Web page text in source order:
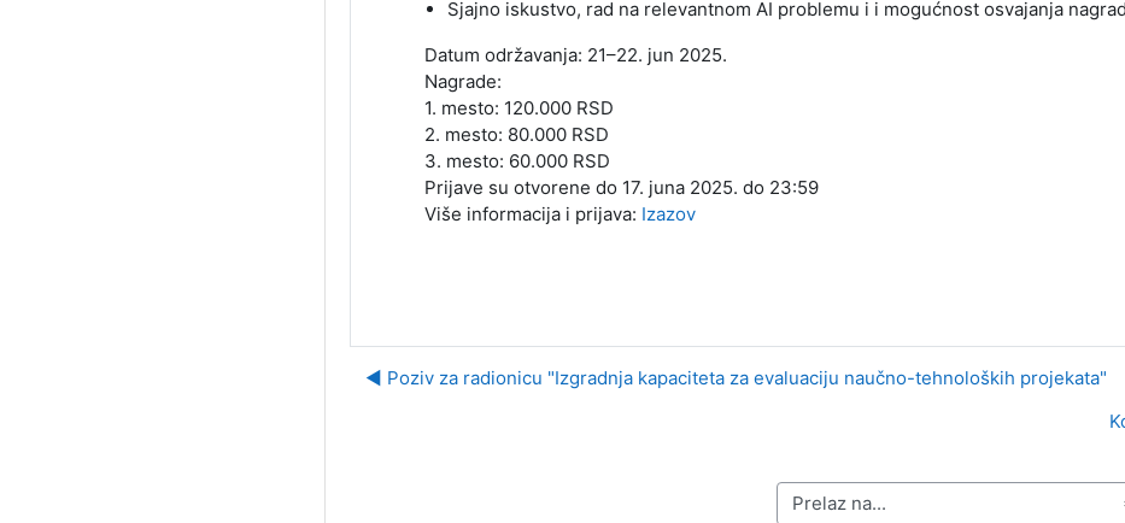
Sjajno iskustvo, rad na relevantnom AI problemu i i mogućnost osvajanja
Datum održavanja: 21–22. jun 2025.
Nagrade:
1. mesto: 120.000 RSD
2. mesto: 80.000 RSD
3. mesto: 60.000 RSD
Prijave su otvorene do 17. juna 2025. do 23:59
Više informacija i prijava: Izazov
◀︎ Poziv za radionicu "Izgradnja kapaciteta za evaluaciju naučno-tehnoloških projekata"
Prelaz na...